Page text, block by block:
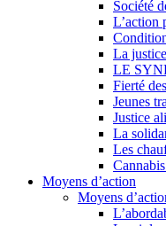
Société
L’action
La
LE
Fierté
Jeunes
Justice
La
Les
Moyens d’action
Moyens